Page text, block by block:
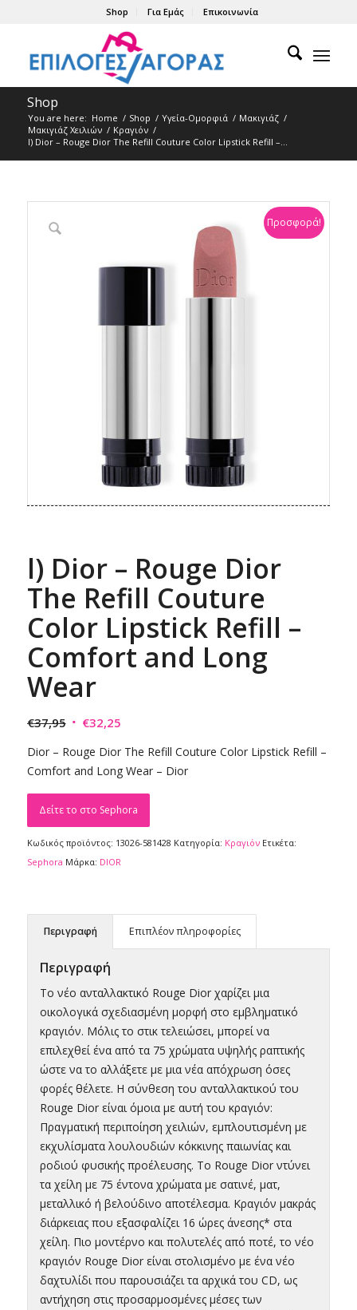
Shop Για Εμάς Επικοινωνία
Shop
You are here: Home / Shop / Υγεία-Ομορφιά / Μακιγιάζ /
Μακιγιάζ Χειλιών / Κραγιόν /
l) Dior – Rouge Dior The Refill Couture Color Lipstick Refill –...
Προσφορά!
l) Dior – Rouge Dior
The Refill Couture
Color Lipstick Refill –
Comfort and Long
Wear
€37,95 Original
was:
€37,95.
€32,25Η
τιμή
είναι:
€32,25.
Dior – Rouge Dior The Refill Couture Color Lipstick Refill –
Comfort and Long Wear – Dior
Δείτε το στο Sephora
Κωδικός προϊόντος: 13026-581428 Κατηγορία: Κραγιόν Ετικέτα:
Sephora Μάρκα: DIOR
Περιγραφή Επιπλέον πληροφορίες
Περιγραφή
Το νέο ανταλλακτικό Rouge Dior χαρίζει μια
οικολογικά σχεδιασμένη μορφή στο εμβληματικό
κραγιόν. Μόλις το στικ τελειώσει, μπορεί να
επιλεχθεί ένα από τα 75 χρώματα υψηλής ραπτικής
ώστε να το αλλάξετε με μια νέα απόχρωση όσες
φορές θέλετε. Η σύνθεση του ανταλλακτικού του
Rouge Dior είναι όμοια με αυτή του κραγιόν:
Πραγματική περιποίηση χειλιών, εμπλουτισμένη με
εκχυλίσματα λουλουδιών κόκκινης παιωνίας και
ροδιού φυσικής προέλευσης. Το Rouge Dior ντύνει
τα χείλη με 75 έντονα χρώματα με σατινέ, ματ,
μεταλλικό ή βελούδινο αποτέλεσμα. Κραγιόν μακράς
διάρκειας που εξασφαλίζει 16 ώρες άνεσης* στα
χείλη. Πιο μοντέρνο και πολυτελές από ποτέ, το νέο
κραγιόν Rouge Dior είναι στολισμένο με ένα νέο
δαχτυλίδι που παρουσιάζει τα αρχικά του CD, ως
αντήχηση στις προσαρμοσμένες μέσες των